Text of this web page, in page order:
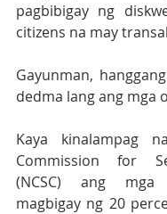
pagbibigay ng
citizens na may
Gayunman,
dedma lang ang mga
Kaya kinalampag
Commission for
(NCSC) ang mga
magbigay ng 20